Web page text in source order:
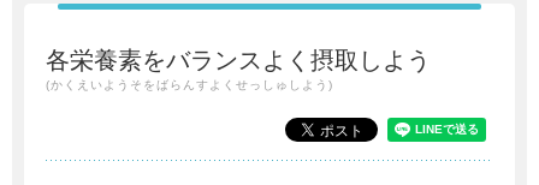
各栄養素をバランスよく摂取しよう
(かくえいようそをばらんすよくせっしゅしよう)